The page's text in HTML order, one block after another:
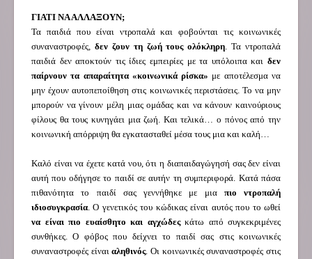
ΓΙΑΤΙ ΝΑ ΑΛΛΑΞΟΥΝ;
Τα παιδιά που είναι ντροπαλά και φοβούνται τις κοινωνικές
συναναστροφές, δεν ζουν τη ζωή τους ολόκληρη. Τα ντροπαλά
παιδιά δεν αποκτούν τις ίδιες εμπειρίες με τα υπόλοιπα και δεν
παίρνουν τα απαραίτητα «κοινωνικά ρίσκα» με αποτέλεσμα να
μην έχουν αυτοπεποίθηση στις κοινωνικές περιστάσεις. Το να μην
μπορούν να γίνουν μέλη μιας ομάδας και να κάνουν καινούριους
φίλους θα τους κυνηγάει μια ζωή. Και τελικά… ο πόνος από την
κοινωνική απόρριψη θα εγκατασταθεί μέσα τους μια και καλή…
Καλό είναι να έχετε κατά νου, ότι η διαπαιδαγώγησή σας δεν είναι
αυτή που οδήγησε το παιδί σε αυτήν τη συμπεριφορά. Κατά πάσα
πιθανότητα το παιδί σας γεννήθηκε με μια πιο ντροπαλή
ιδιοσυγκρασία. Ο γενετικός του κώδικας είναι αυτός που το ωθεί
να είναι πιο ευαίσθητο και αγχώδεςκάτω από συγκεκριμένες
συνθήκες. Ο φόβος που δείχνει το παιδί σας στις κοινωνικές
συναναστροφές είναιαληθινός. Οι κοινωνικές συναναστροφές στις